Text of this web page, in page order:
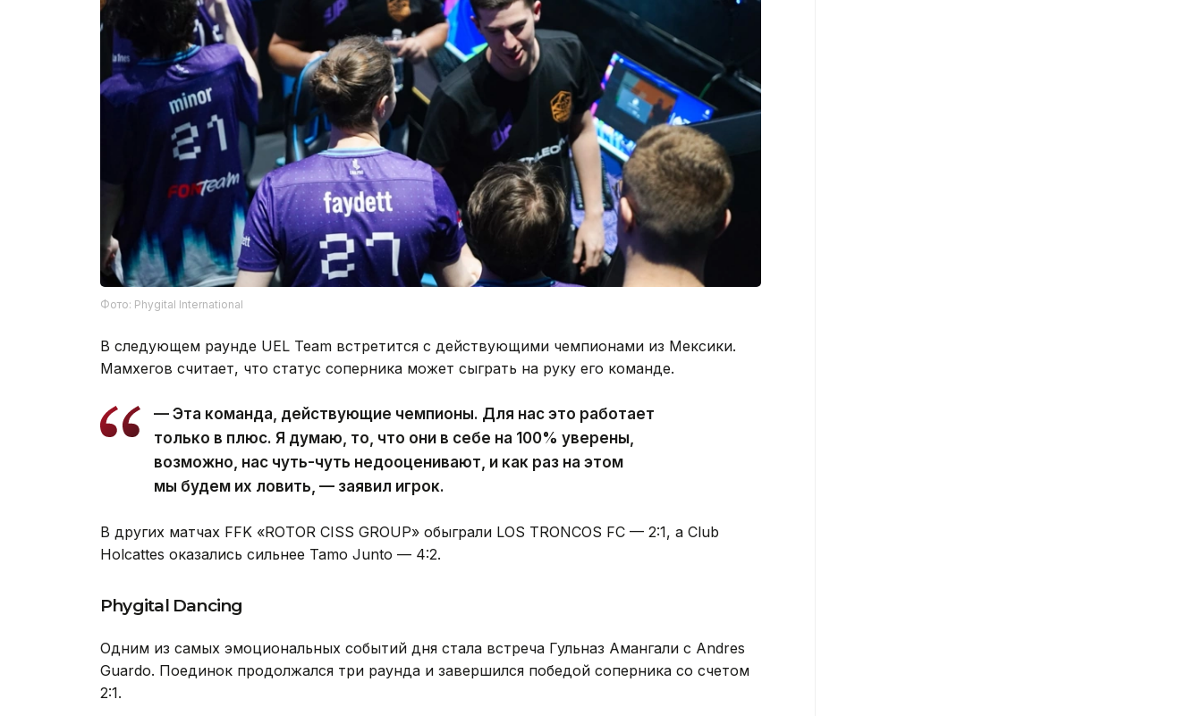
Фото: Phygital International
В следующем раунде UEL Team встретится с действующими чемпионами из Мексики.
Мамхегов считает, что статус соперника может сыграть на руку его команде.
— Эта команда, действующие чемпионы. Для нас это работает
только в плюс. Я думаю, то, что они в себе на 100% уверены,
возможно, нас чуть-чуть недооценивают, и как раз на этом
мы будем их ловить, — заявил игрок.
В других матчах FFK «ROTOR CISS GROUP» обыграли LOS TRONCOS FC — 2:1, а Club
Holcattes оказались сильнее Tamo Junto — 4:2.
Phygital Dancing
Одним из самых эмоциональных событий дня стала встреча Гульназ Амангали с Andres
Guardo. Поединок продолжался три раунда и завершился победой соперника со счетом
2:1.